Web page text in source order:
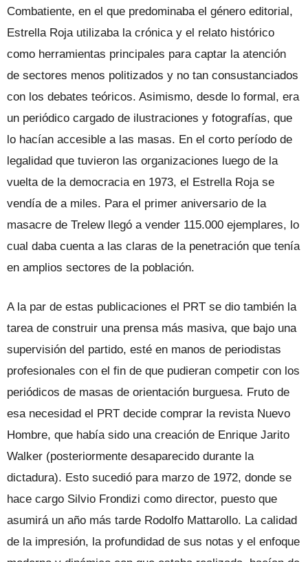
Combatiente, en el que predominaba el género editorial,
Estrella Roja utilizaba la crónica y el relato histórico
como herramientas principales para captar la atención
de sectores menos politizados y no tan consustanciados
con los debates teóricos. Asimismo, desde lo formal, era
un periódico cargado de ilustraciones y fotografías, que
lo hacían accesible a las masas. En el corto período de
legalidad que tuvieron las organizaciones luego de la
vuelta de la democracia en 1973, el Estrella Roja se
vendía de a miles. Para el primer aniversario de la
masacre de Trelew llegó a vender 115.000 ejemplares, lo
cual daba cuenta a las claras de la penetración que tenía
en amplios sectores de la población.
A la par de estas publicaciones el PRT se dio también la
tarea de construir una prensa más masiva, que bajo una
supervisión del partido, esté en manos de periodistas
profesionales con el fin de que pudieran competir con los
periódicos de masas de orientación burguesa. Fruto de
esa necesidad el PRT decide comprar la revista Nuevo
Hombre, que había sido una creación de Enrique Jarito
Walker (posteriormente desaparecido durante la
dictadura). Esto sucedió para marzo de 1972, donde se
hace cargo Silvio Frondizi como director, puesto que
asumirá un año más tarde Rodolfo Mattarollo. La calidad
de la impresión, la profundidad de sus notas y el enfoque